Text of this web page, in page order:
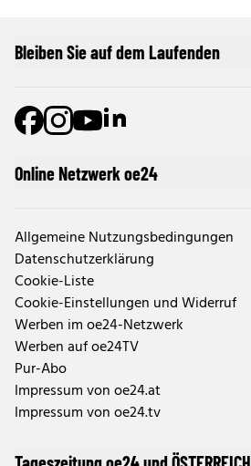
Online Netzwerk oe24
Allgemeine Nutzungsbedingungen
Datenschutzerklärung
Cookie-Liste
Cookie-Einstellungen und Widerruf
Werben im oe24-Netzwerk
Werben auf oe24TV
Pur-Abo
Impressum von oe24.at
Impressum von oe24.tv
Bleiben Sie auf dem Laufenden